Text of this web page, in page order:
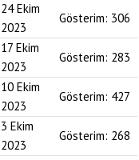
24 Ekim
2023
Gösterim: 306
17 Ekim
2023
Gösterim: 283
10 Ekim
2023
Gösterim: 427
3 Ekim
2023
Gösterim: 268